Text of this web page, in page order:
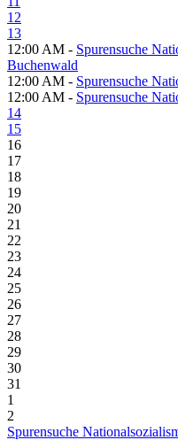
12
13
12:00 AM - Spurensuche
Buchenwald
12:00 AM - Spurensuche
12:00 AM - Spurensuche
14
15
16
17
18
19
20
21
22
23
24
25
26
27
28
29
30
31
1
2
Spurensuche